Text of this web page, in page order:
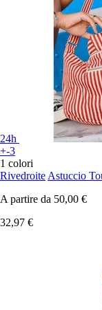
24h
+-3
1 colori
Rivedroite Astuccio
A partire da 50,00 €
32,97 €